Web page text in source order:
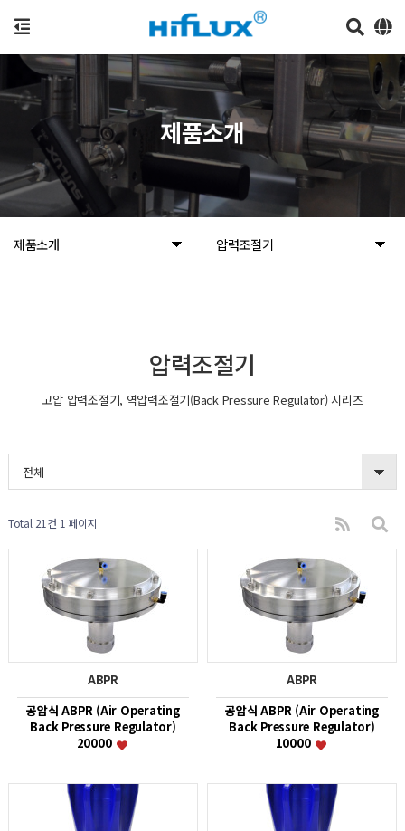
제품소개 압력조절기
제품소개
압력조절기
고압 압력조절기, 역압력조절기(Back Pressure Regulator) 시리즈
전체
Total 21건 1 페이지
ABPR
공압식 ABPR (Air Operating
Back Pressure Regulator)
20000
ABPR
공압식 ABPR (Air Operating
Back Pressure Regulator)
10000